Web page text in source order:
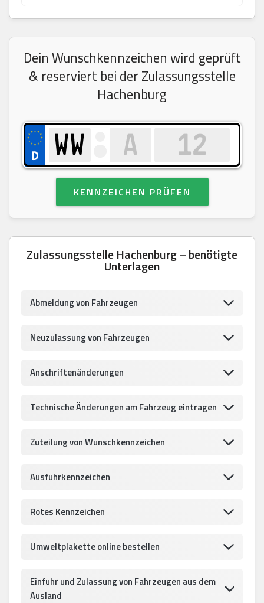
Dein Wunschkennzeichen wird geprüft
& reserviert bei der Zulassungsstelle
Hachenburg
KENNZEICHEN PRÜFEN
Zulassungsstelle Hachenburg – benötigte
Unterlagen
Abmeldung von Fahrzeugen
Neuzulassung von Fahrzeugen
Anschriftenänderungen
Technische Änderungen am Fahrzeug eintragen
Zuteilung von Wunschkennzeichen
Ausfuhrkennzeichen
Rotes Kennzeichen
Umweltplakette online bestellen
Einfuhr und Zulassung von Fahrzeugen aus dem
Ausland